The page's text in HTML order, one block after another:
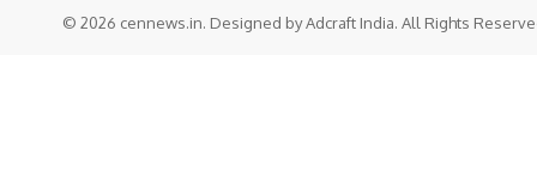
© 2026 cennews.in. Designed by Adcraft India. All Rights